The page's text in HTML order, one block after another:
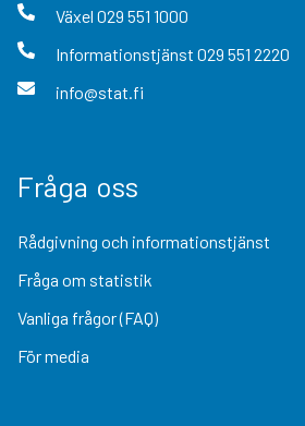
Växel 029 551 1000
Informationstjänst 029 551 2220
info@stat.fi
Fråga oss
Rådgivning och informationstjänst
Fråga om statistik
Vanliga frågor (FAQ)
För media